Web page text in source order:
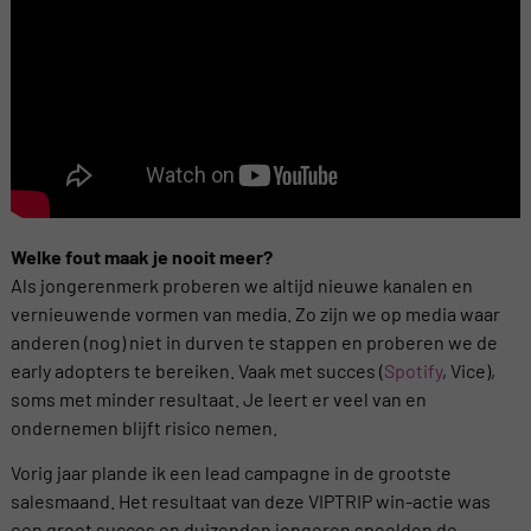
Welke fout maak je nooit meer?
Als jongerenmerk proberen we altijd nieuwe kanalen en
vernieuwende vormen van media. Zo zijn we op media waar
anderen (nog) niet in durven te stappen en proberen we de
early adopters te bereiken. Vaak met succes (Spotify, Vice),
soms met minder resultaat. Je leert er veel van en
ondernemen blijft risico nemen.
Vorig jaar plande ik een lead campagne in de grootste
salesmaand. Het resultaat van deze VIPTRIP win-actie was